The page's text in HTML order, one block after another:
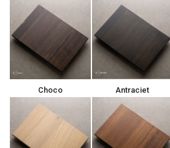
Choco Antraciet